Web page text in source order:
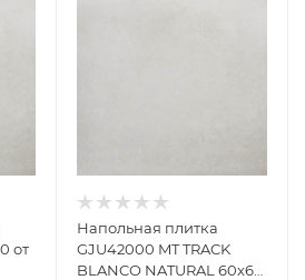
от
Напольная плитка
GJU42000 MT TRACK
BLANCO NATURAL 60x60